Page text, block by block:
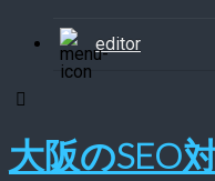
editor
大阪のSEO